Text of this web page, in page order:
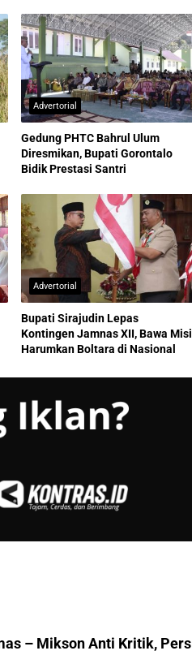
Advertorial
Gedung PHTC Bahrul Ulum
Diresmikan, Bupati Gorontalo
Bidik Prestasi Santri
Advertorial
Bupati Sirajudin Lepas
Kontingen Jamnas XII, Bawa Misi
Harumkan Boltara di Nasional
– Mikson Anti Kritik, Pers